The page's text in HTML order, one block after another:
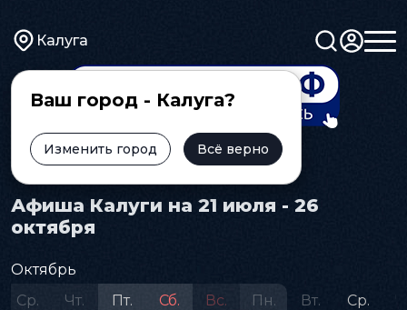
Калуга
Ваш город - Калуга?
Изменить город Всё верно
Главная Афиша
Афиша Калуги на 21 июля - 26
октября
Октябрь
Ср.
Чт. Пт. Сб. Вс. Пн. Вт. Ср.